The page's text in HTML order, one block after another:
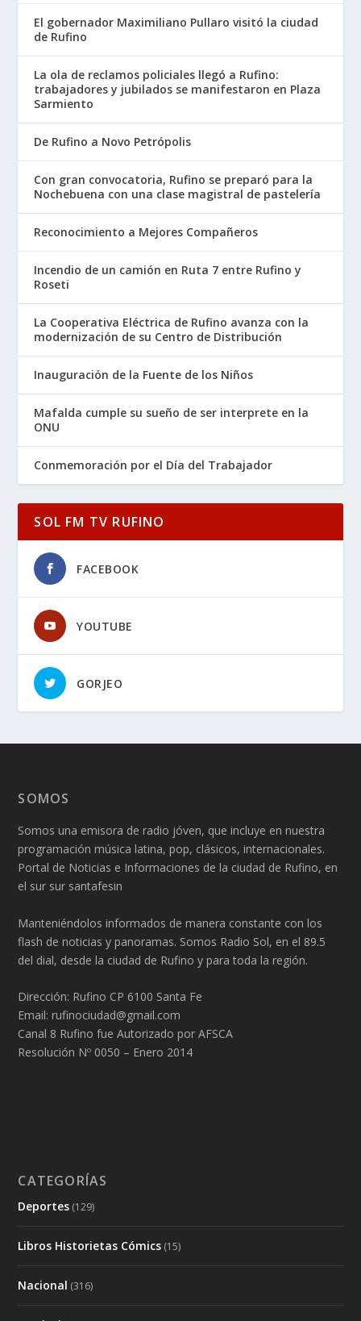
El gobernador Maximiliano Pullaro visitó la ciudad
de Rufino
La ola de reclamos policiales llegó a Rufino:
trabajadores y jubilados se manifestaron en Plaza
Sarmiento
De Rufino a Novo Petrópolis
Con gran convocatoria, Rufino se preparó para la
Nochebuena con una clase magistral de pastelería
Reconocimiento a Mejores Compañeros
Incendio de un camión en Ruta 7 entre Rufino y
Roseti
La Cooperativa Eléctrica de Rufino avanza con la
modernización de su Centro de Distribución
Inauguración de la Fuente de los Niños
Mafalda cumple su sueño de ser interprete en la
ONU
Conmemoración por el Día del Trabajador
SOL FM TV RUFINO
FACEBOOK
YOUTUBE
GORJEO
SOMOS
Somos una emisora de radio jóven, que incluye en nuestra
programación música latina, pop, clásicos, internacionales.
Portal de Noticias e Informaciones de la ciudad de Rufino, en
el sur sur santafesin
Manteniéndolos informados de manera constante con los
flash de noticias y panoramas. Somos Radio Sol, en el 89.5
del dial, desde la ciudad de Rufino y para toda la región.
Dirección: Rufino CP 6100 Santa Fe
Email: rufinociudad@gmail.com
Canal 8 Rufino fue Autorizado por AFSCA
Resolución Nº 0050 – Enero 2014
CATEGORÍAS
Deportes (129)
Libros Historietas Cómics (15)
Nacional (316)